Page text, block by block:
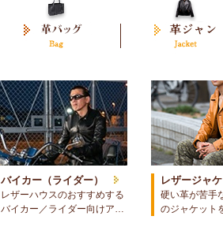
バイカー（ライダー）
レザーハウスのおすすめする
バイカー／ライダー向けア…
レザージャ
硬い革が苦手
のジャケット